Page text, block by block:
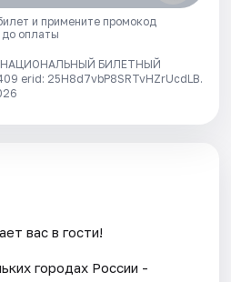
и примените промокод
до оплаты
НАЦИОНАЛЬНЫЙ БИЛЕТНЫЙ
erid: 25H8d7vbP8SRTvHZrUcdLB.
вас в гости!
городах России -